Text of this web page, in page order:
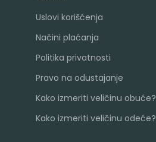
Uslovi korišćenja
Načini plaćanja
Politika privatnosti
Pravo na odustajanje
Kako izmeriti veličinu obuće?
Kako izmeriti veličinu odeće?